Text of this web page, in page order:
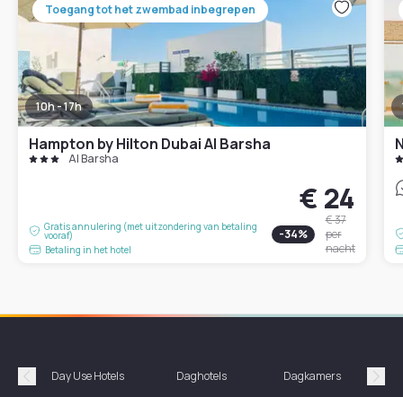
Toegang tot het zwembad inbegrepen
10h - 17h
Hampton by Hilton Dubai Al Barsha
Al Barsha
Gratis annulering (met uitzondering van betaling
vooraf)
Betaling in het hotel
€ 24
-34%
€ 37
per
nacht
Précédent
Day Use Hotels Daghotels Dagkamers